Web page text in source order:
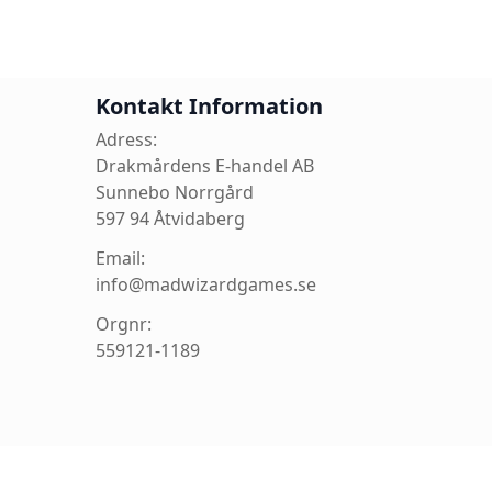
Kontakt Information
Adress:
Drakmårdens E-handel AB
Sunnebo Norrgård
597 94 Åtvidaberg
Email:
info@madwizardgames.se
Orgnr:
559121-1189